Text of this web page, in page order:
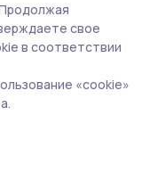
свое
в соответствии
«cookie»